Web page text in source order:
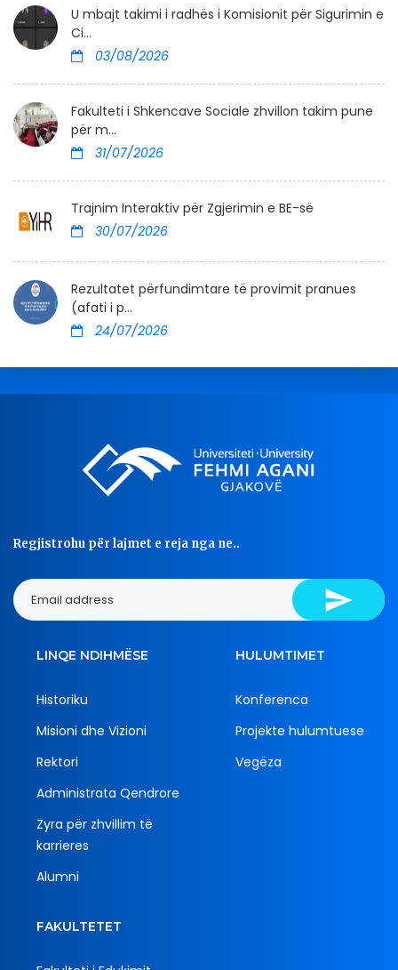
U mbajt takimi i radhës i Komisionit për Sigurimin e
Ci...
03/08/2026
Fakulteti i Shkencave Sociale zhvillon takim pune
për m...
31/07/2026
Trajnim Interaktiv për Zgjerimin e BE-së
30/07/2026
Rezultatet përfundimtare të provimit pranues
(afati i p...
24/07/2026
Regjistrohu për lajmet e reja nga ne..
LINQE NDIHMËSE
Historiku
Misioni dhe Vizioni
Rektori
Administrata Qendrore
Zyra për zhvillim të
karrieres
Alumni
HULUMTIMET
Konferenca
Projekte hulumtuese
Vegëza
FAKULTETET